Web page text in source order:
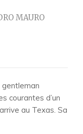
MAURO
gentleman
courantes d’un
au Texas. Sa